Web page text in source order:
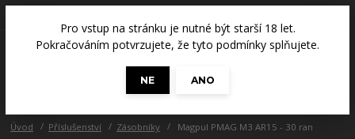
Pro vstup na stránku je nutné být starší 18 let.
Pokračováním potvrzujete, že tyto podmínky splňujete.
NE
ANO
0 Kč
Úvod Příslušenství Zásobníky Magpul PMAG M3 AR15 - 30 ran